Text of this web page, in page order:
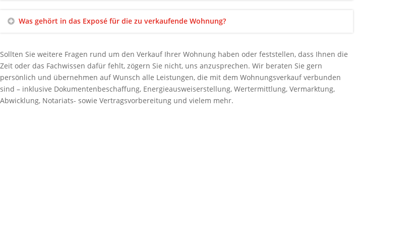
Was gehört in das Exposé für die zu verkaufende Wohnung?
Sollten Sie weitere Fragen rund um den Verkauf Ihrer Wohnung haben oder feststellen, dass Ihnen die
Zeit oder das Fachwissen dafür fehlt, zögern Sie nicht, uns anzusprechen. Wir beraten Sie gern
persönlich und übernehmen auf Wunsch alle Leistungen, die mit dem Wohnungsverkauf verbunden
sind – inklusive Dokumentenbeschaffung, Energieausweiserstellung, Wertermittlung, Vermarktung,
Abwicklung, Notariats- sowie Vertragsvorbereitung und vielem mehr.